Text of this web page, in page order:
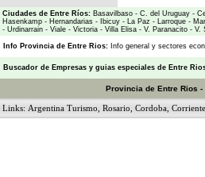
Ciudades de Entre Ríos: Basavilbaso - C. del Uruguay -
Hasenkamp - Hernandarias - Ibicuy - La Paz - Larroque -
- Urdinarrain - Viale - Victoria - Villa Elisa - V. Paranacito - V.
Info Provincia de Entre Rios: Info general y sectores
Buscador de Empresas y guias especiales de Entre
Provincia de Entre Rios -
Links: Argentina Turismo Rosario Cordoba